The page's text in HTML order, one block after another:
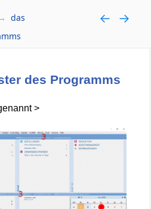
das
des Programms
>